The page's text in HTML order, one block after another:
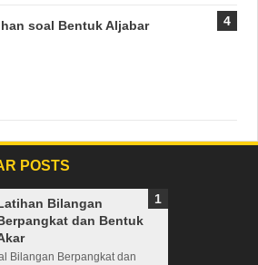
soal Bentuk Aljabar
POSTS
Bilangan
dan Bentuk
Bilangan Berpangkat dan